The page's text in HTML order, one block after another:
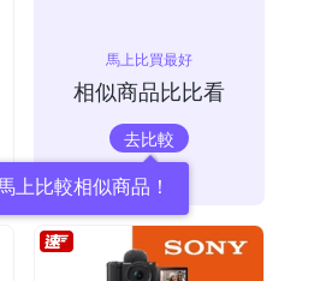
馬上比買最好
相似商品比比看
去比較